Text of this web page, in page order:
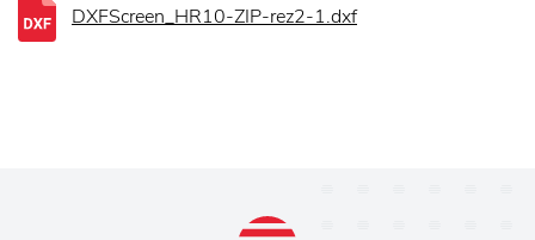
DXFScreen_HR10-ZIP-rez2-1.dxf